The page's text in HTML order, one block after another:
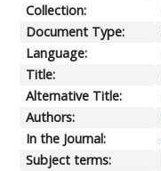
Collection:
Document Type:
Language:
Title:
Alternative Title:
Authors:
In the Journal:
Subject terms: